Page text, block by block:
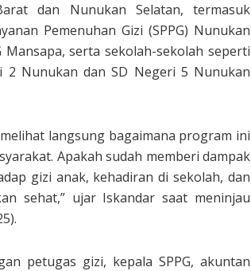
dan Nunukan Selatan, termasuk
Pemenuhan Gizi (SPPG) Nunukan
Mansapa, serta sekolah-sekolah seperti
2 Nunukan dan SD Negeri 5 Nunukan
langsung bagaimana program ini
Apakah sudah memberi dampak
gizi anak, kehadiran di sekolah, dan
sehat,” ujar Iskandar saat meninjau
petugas gizi, kepala SPPG, akuntan